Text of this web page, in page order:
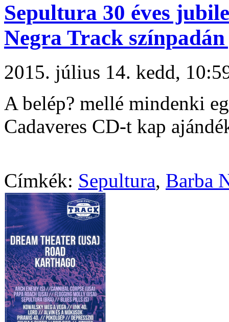
Sepultura 30 éves
Negra Track
2015. július 14. kedd,
A belép? mellé mindenki
Cadaveres CD-t kap
Címkék: Sepultura, Barba